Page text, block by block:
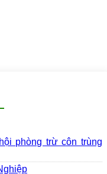
phòng trừ côn trùng